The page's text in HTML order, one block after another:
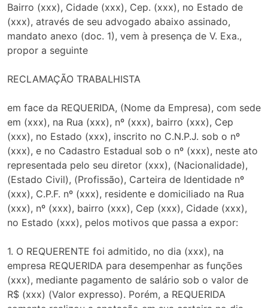
Bairro (xxx), Cidade (xxx), Cep. (xxx), no Estado de
(xxx), através de seu advogado abaixo assinado,
mandato anexo (doc. 1), vem à presença de V. Exa.,
propor a seguinte
RECLAMAÇÃO TRABALHISTA
em face da REQUERIDA, (Nome da Empresa), com sede
em (xxx), na Rua (xxx), nº (xxx), bairro (xxx), Cep
(xxx), no Estado (xxx), inscrito no C.N.P.J. sob o nº
(xxx), e no Cadastro Estadual sob o nº (xxx), neste ato
representada pelo seu diretor (xxx), (Nacionalidade),
(Estado Civil), (Profissão), Carteira de Identidade nº
(xxx), C.P.F. nº (xxx), residente e domiciliado na Rua
(xxx), nº (xxx), bairro (xxx), Cep (xxx), Cidade (xxx),
no Estado (xxx), pelos motivos que passa a expor:
1. O REQUERENTE foi admitido, no dia (xxx), na
empresa REQUERIDA para desempenhar as funções
(xxx), mediante pagamento de salário sob o valor de
R$ (xxx) (Valor expresso). Porém, a REQUERIDA